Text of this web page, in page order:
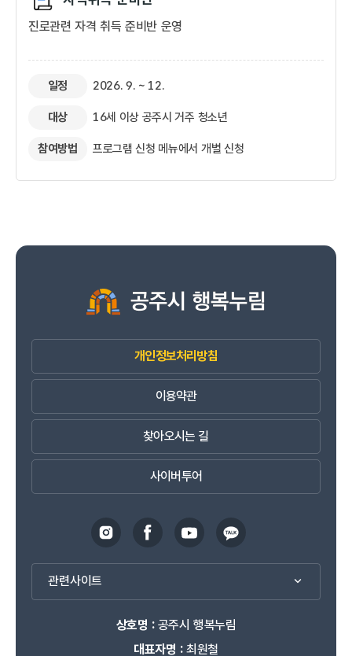
진로관련 자격 취득 준비반 운영
일정 2026. 9. ~ 12.
대상 16세 이상 공주시 거주 청소년
참여방법 프로그램 신청 메뉴에서 개별 신청
개인정보처리방침
이용약관
찾아오시는 길
사이버투어
관련사이트
상호명 :공주시 행복누림
대표자명 :최원철